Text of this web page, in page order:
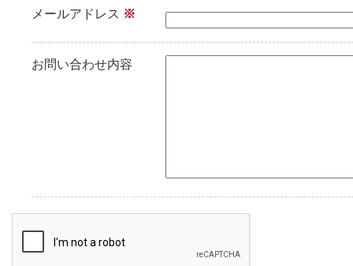
メールアドレス ※
お問い合わせ内容